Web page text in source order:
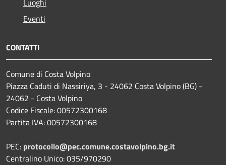
Eventi
CONTATTI
Comune di Costa Volpino
Piazza Caduti di Nassiriya, 3 - 24062 Costa Volpino (BG) -
24062 - Costa Volpino
Codice Fiscale: 00572300168
Partita IVA: 00572300168
PEC: protocollo@pec.comune.costavolpino.bg.it
Centralino Unico: 035/970290